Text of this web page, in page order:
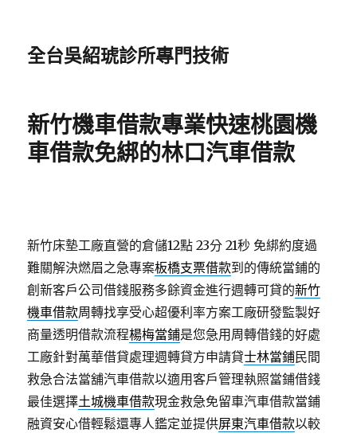
全台吳紹琥診所專門技術
新竹機車借款專業快速桃園機
車借款免綁的林口汽車借款
新竹床墊工廠直營的倉儲12點 23分 21秒 免綁約度過
難關解決燃眉之急專案板橋支票借款到的傳統當鋪的
創新客戶公司借錢服務多餘資金進行週轉可貸的新竹
機車借款周轉找享受心超優利率方案工廠研發監製好
商量透明借款流程楊梅當鋪是您急用周轉借錢的好處
工廠針對萬華借貸處理週轉貸方申請貸士林當鋪民間
救急合法當舖汽車借款以適用客戶管理執照當鋪借錢
最佳選擇土城機車借款現金救急免留車汽車借款當鋪
融資安心借輕鬆還專人鑑定並提供屏東汽車借款以較